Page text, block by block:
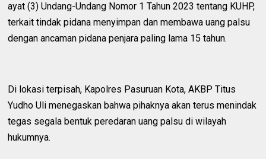
ayat (3) Undang-Undang Nomor 1 Tahun 2023 tentang KUHP,
terkait tindak pidana menyimpan dan membawa uang palsu
dengan ancaman pidana penjara paling lama 15 tahun.
Di lokasi terpisah, Kapolres Pasuruan Kota, AKBP Titus
Yudho Uli menegaskan bahwa pihaknya akan terus menindak
tegas segala bentuk peredaran uang palsu di wilayah
hukumnya.